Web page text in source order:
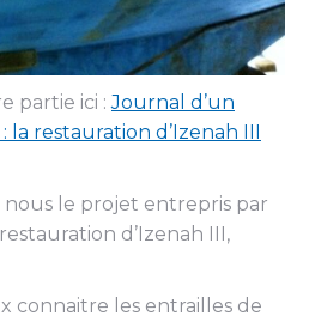
partie ici :Journal d’un
la restauration d’Izenah III
nous le projet entrepris par
d’Izenah III,
connaitre les entrailles de